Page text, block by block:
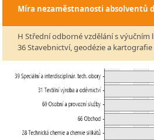
Míra nezaměstnanosti absolventů
H Střední odborné vzdělání s výučním
36 Stavebnictví, geodézie a kartografie